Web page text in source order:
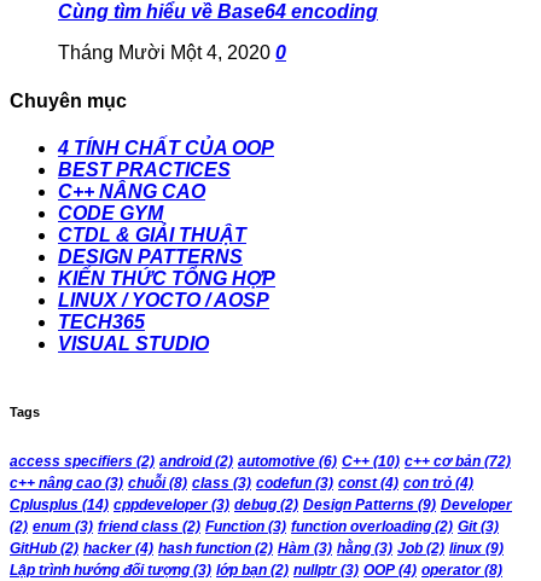
Cùng tìm hiểu về Base64 encoding
Tháng Mười Một 4, 2020 0
Chuyên mục
4 TÍNH CHẤT CỦA OOP
BEST PRACTICES
C++ NÂNG CAO
CODE GYM
CTDL & GIẢI THUẬT
DESIGN PATTERNS
KIẾN THỨC TỔNG HỢP
LINUX / YOCTO / AOSP
TECH365
VISUAL STUDIO
Tags
access specifiers (2) android(2) automotive (6) C++ (10) c++ cơ bản (72)
c++ nâng cao (3) chuỗi(8) class (3) codefun (3) const(4) con trỏ (4)
Cplusplus (14) cppdeveloper(3) debug (2) Design Patterns (9) Developer
(2) enum (3) friend class (2) Function (3) function overloading (2) Git(3)
GitHub (2) hacker(4) hash function (2) Hàm (3) hằng (3) Job (2) linux (9)
Lập trình hướng đối tượng (3) lớp bạn (2) nullptr(3) OOP (4) operator(8)